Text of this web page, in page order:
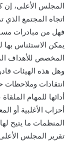
المجلس الأعلى، إن
اتجاه المجتمع الذي
فهل من مبادرات
يمكن الاستئناس بها
المخصص للأهداف
وهل هذه الهيئات
انتقادات
أدائها للمهام
أحزاب الأغلبية أو
المنظمات ما يتيح
تقرير المجلس